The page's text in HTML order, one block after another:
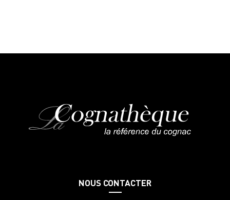
NOUS CONTACTER